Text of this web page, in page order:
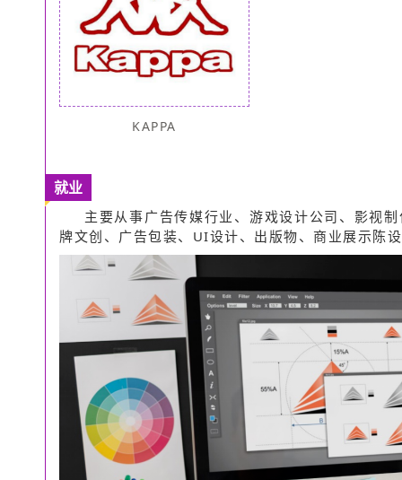
KAPPA
就业
主要从事广告传媒行业、游戏设计公司、影视
牌文创、广告包装、UI设计、出版物、商业展示陈